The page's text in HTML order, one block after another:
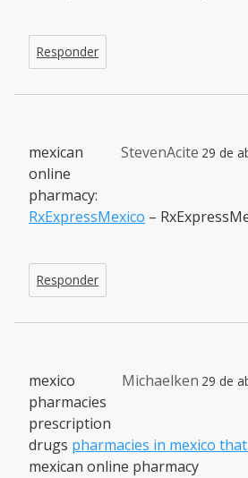
Responder
StevenAcite 29 de
mexican
online
pharmacy:
RxExpressMexico –
Responder
Michaelken 29 de
mexico
pharmacies
prescription
drugs pharmacies in mexico
mexican online pharmacy